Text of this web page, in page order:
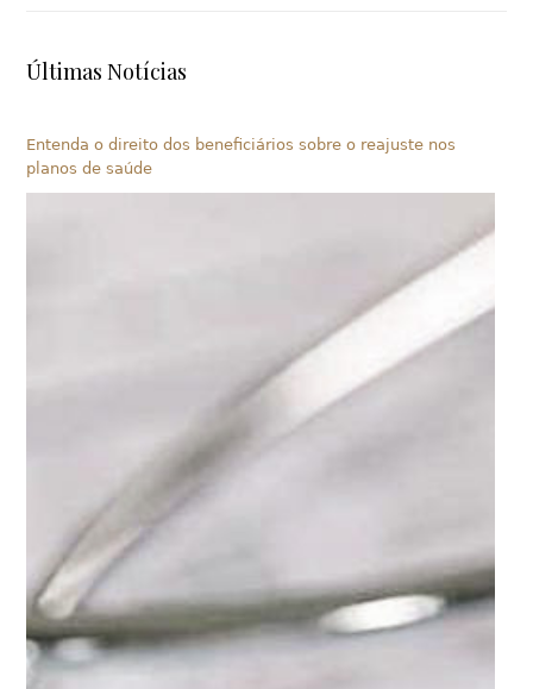
Últimas Notícias
Entenda o direito dos beneficiários sobre o reajuste nos
planos de saúde